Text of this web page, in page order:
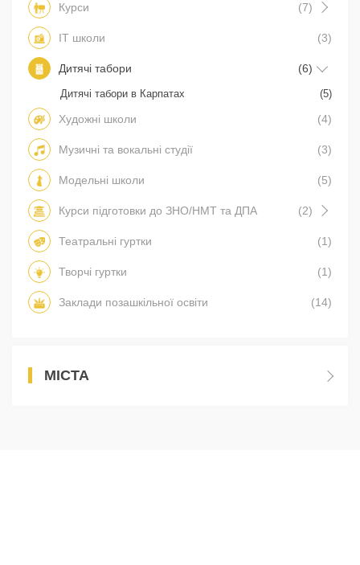
Курси (7)
IT школи (3)
Дитячі табори (6)
Дитячі табори в Карпатах (5)
Художні школи (4)
Музичні та вокальні студії (3)
Модельні школи (5)
Курси підготовки до ЗНО/НМТ та ДПА (2)
Театральні гуртки (1)
Творчі гуртки (1)
Заклади позашкільної освіти (14)
МІСТА